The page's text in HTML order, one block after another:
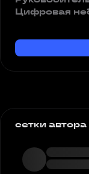
Цифровая
сетки